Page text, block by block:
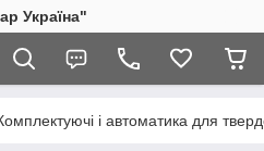
Україна"
і автоматика для